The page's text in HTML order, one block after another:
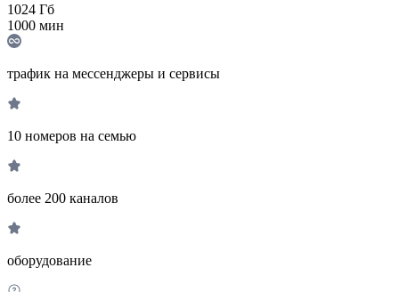
1024 Гб
1000 мин
трафик на мессенджеры и сервисы
10 номеров на семью
более 200 каналов
оборудование